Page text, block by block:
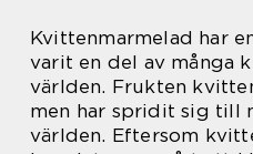
Kvittenmarmelad har
varit en del av många
världen. Frukten
men har spridit sig till
världen. Eftersom